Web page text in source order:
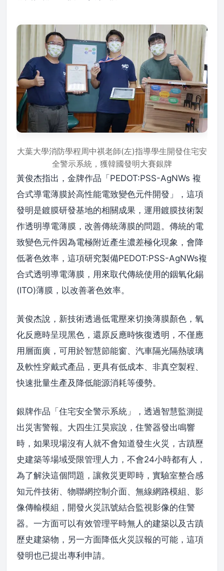
大葉大學消防學程周中祺老師(左)指導學生開發住宅安
全警示系統，獲韓國發明大賽銀牌
黃俊杰指出，金牌作品「PEDOT:PSS-AgNWs 複
合式導電薄膜於高性能電致變色元件開發」，這項
發明是鍍膜研發基地的相關成果，運用鍍膜技術製
作透明導電薄膜，改善傳統薄膜的問題。傳統的電
致變色元件因為電極附近產生濃差極化現象，會降
低著色效率，這項研究製備PEDOT:PSS-AgNWs複
合式透明導電薄膜，用來取代傳統使用的銦氧化錫
(ITO)薄膜，以改善著色效率。
黃俊杰說，新技術透過低電壓來切換薄膜顏色，氧
化反應時呈現黑色，還原反應時恢復透明，不僅應
用層面廣，可用於智慧節能窗、汽車隔光隔熱玻璃
及軟性穿戴式產品，更具有低成本、非真空製程、
快速批量生產及降低能源消耗等優勢。
銀牌作品「住宅安全警示系統」，透過智慧監測提
出災害警報。大四生江昊宸說，住警器發出鳴響
時，如果現場沒有人就不會知道發生火災，古蹟歷
史建築等場域受限管理人力，不會24小時都有人，
為了解決這個問題，讓救災更即時，實驗室整合感
知元件技術、物聯網控制介面、無線網路模組、影
像傳輸模組，開發火災訊號結合監視影像的住警
器。一方面可以有效管理平時無人的建築以及古蹟
歷史建築物，另一方面降低火災誤報的可能，這項
發明也已提出專利申請。